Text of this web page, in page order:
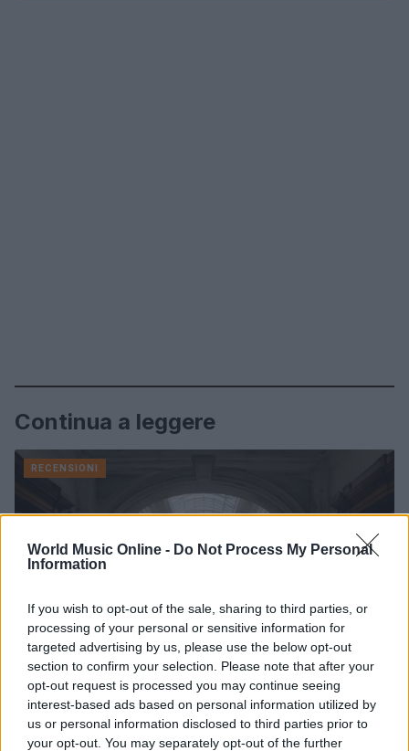
World Music Online - Do Not Process My Personal
Information
If you wish to opt-out of the sale, sharing to third parties, or
processing of your personal or sensitive information for
targeted advertising by us, please use the below opt-out
section to confirm your selection. Please note that after your
opt-out request is processed you may continue seeing
interest-based ads based on personal information utilized by
us or personal information disclosed to third parties prior to
your opt-out. You may separately opt-out of the further
Continua a leggere
RECENSIONI
Archivio Ricordi: la storia della musica italiana
accessibile a tutti